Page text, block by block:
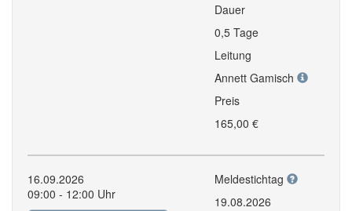
Dauer
0,5 Tage
Leitung
Annett Gamisch
Preis
165,00 €
16.09.2026
09:00 - 12:00 Uhr
Meldestichtag
19.08.2026